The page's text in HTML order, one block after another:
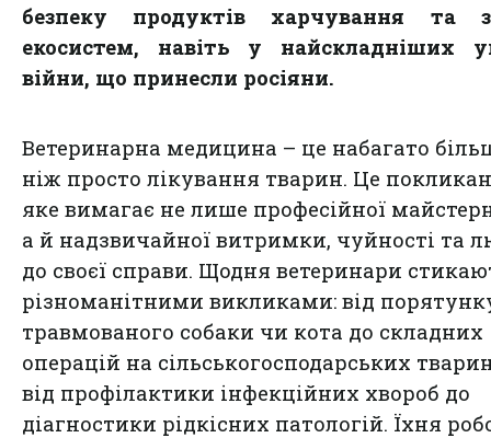
безпеку продуктів харчування та
екосистем, навіть у найскладніших
війни, що принесли росіяни.
Ветеринарна медицина – це набагато
ніж просто лікування тварин. Це
яке вимагає не лише професійної
а й надзвичайної витримки, чуйності та
до своєї справи. Щодня ветеринари
різноманітними викликами: від
травмованого собаки чи кота до складних
операцій на сільськогосподарських
від профілактики інфекційних хвороб до
діагностики рідкісних патологій. Їхня